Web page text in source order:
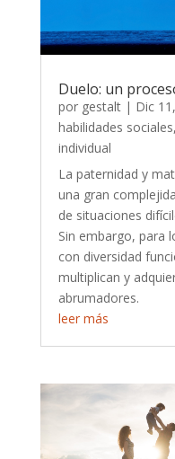
Duelo: un
por gestalt| Dic
habilidades sociales,
individual
La paternidad y
una gran
de situaciones
Sin embargo, para
con diversidad
multiplican y
abrumadores.
leer más